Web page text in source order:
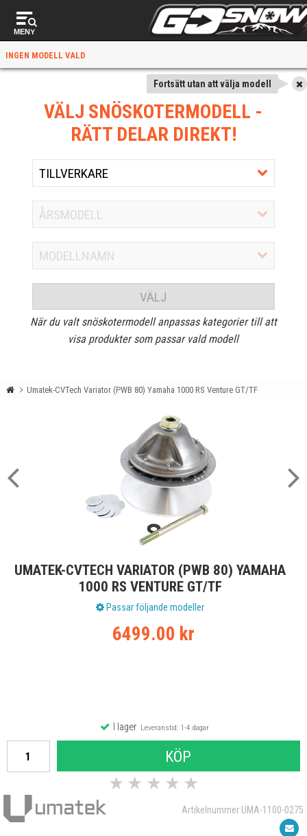
MENY
INGEN MODELL VALD
Fortsätt utan att välja modell
VÄLJ SNÖSKOTERMODELL -
RÄTT DELAR DIREKT!
VÄLJ
När du valt snöskotermodell anpassas kategorier till att
visa produkter som passar vald modell
Umatek-CVTech Variator (PWB 80) Yamaha 1000 RS Venture GT/TF
UMATEK-CVTECH VARIATOR (PWB 80) YAMAHA
1000 RS VENTURE GT/TF
Passar följande modeller
6499.00 kr
I lagerLeveranstid: 1-4 dagar
KÖP
★ ★ ★ ★ ★
Artikelnummer UMA-1100-0275